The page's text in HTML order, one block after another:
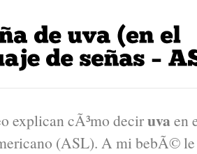
explican cÃ³mo deciruvaen
(ASL). A mi bebÃ© le